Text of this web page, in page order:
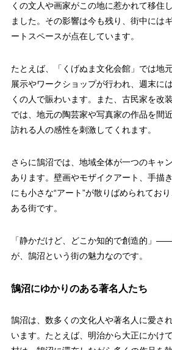
くの文人や画家がこの地に惹かれて移住
ました。その影響は今も残り、街中には
ートスペースが点在しています。
たとえば、「くげぬま文化会館」では地
展示やワークショップが行われ、週末に
くの人で賑わいます。また、古民家を改
では、地元の陶芸家や写真家の作品を間
訪れる人の感性を刺激してくれます。
さらに鵠沼では、地域全体が一つのキャ
あります。壁画やモザイクアート、手描
にも小さな“アート”が散りばめられてお
ある街です。
「静かだけど、どこか知的で創造的」
が、鵠沼という街の魅力なのです。
鵠沼にゆかりのある著名人たち
鵠沼は、数多くの文化人や著名人に愛さ
います。たとえば、明治から大正にかけ